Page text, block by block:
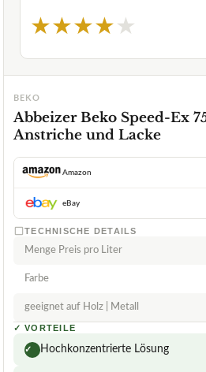
★★★★★
BEKO
Abbeizer Beko Speed-Ex
Anstriche und Lacke
Amazon
eBay
TECHNISCHE DETAILS
Menge Preis pro Liter
Farbe
geeignet auf Holz | Metall
✓ VORTEILE
✓ Hochkonzentrierte Lösung